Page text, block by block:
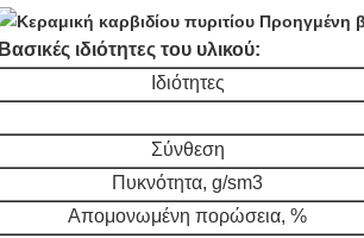
Βασικές ιδιότητες του υλικού:
Ιδιότητες
Σύνθεση
Πυκνότητα, g/sm3
Απομονωμένη πορώσεια, %